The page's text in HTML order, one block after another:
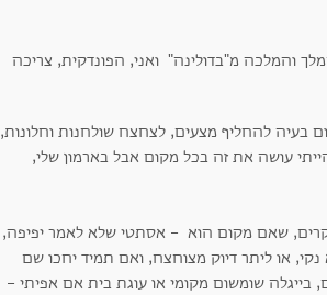
והמלכה מ"בדולינה" ואני, הפונדקית, צריכה
בעיה להחליף מצעים, לצחצח שולחנות וחלונות,
עושה את זה בכל מקום אבל בארמון שלי,
שאם מקום הוא - אסתטי שלא לאמר יפיפה,
או ליתר דיוק מצוחצח, ואם תמיד יחכו שם
בייגלה שומשום מקומי או עוגת בית אם אפיתי -